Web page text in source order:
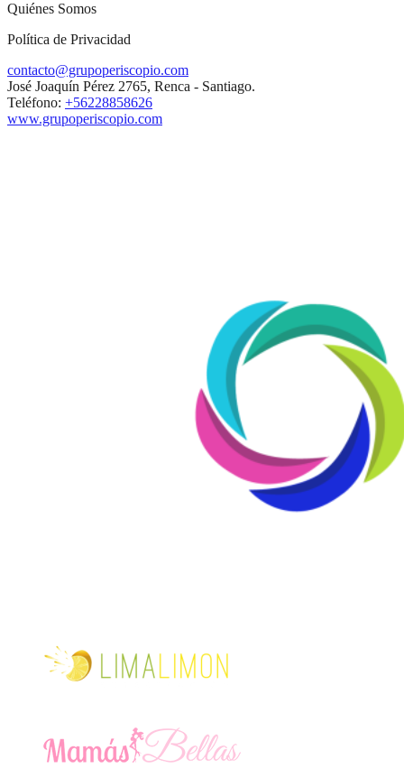
Quiénes Somos
Política de Privacidad
contacto@grupoperiscopio.com
José Joaquín Pérez 2765, Renca - Santiago.
Teléfono: +56228858626
www.grupoperiscopio.com